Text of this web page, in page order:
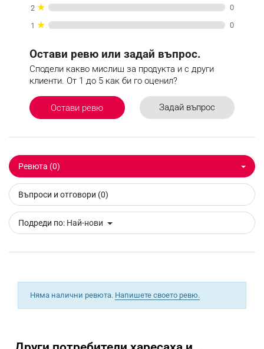
2 ★ 0
1 ★ 0
Остави ревю или задай въпрос.
Сподели какво мислиш за продукта и с други
клиенти. От 1 до 5 как би го оценил?
Остави ревю Задай въпрос
Ревюта (0)
Въпроси и отговори (0)
Подреди по: Най-нови
Няма налични ревюта. Напишете своето ревю.